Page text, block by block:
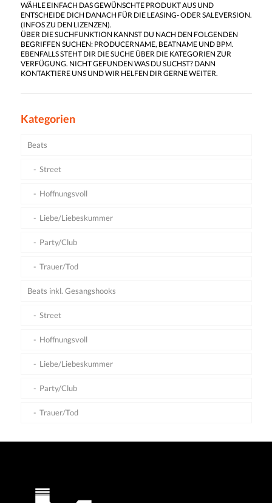
WÄHLE EINFACH DAS GEWÜNSCHTE PRODUKT AUS UND
ENTSCHEIDE DICH DANACH FÜR DIE LEASING- ODER SALEVERSION.
(INFOS ZU DEN LIZENZEN).
ÜBER DIE SUCHFUNKTION KANNST DU NACH DEN FOLGENDEN
BEGRIFFEN SUCHEN: PRODUCERNAME, BEATNAME UND BPM.
EBENFALLS STEHT DIR DIE SUCHE ÜBER DIE KATEGORIEN ZUR
VERFÜGUNG. NICHT GEFUNDEN WAS DU SUCHST? DANN
KONTAKTIERE UNS UND WIR HELFEN DIR GERNE WEITER.
Kategorien
Beats
Street
Hoffnungsvoll
Liebe/Liebeskummer
Party/Club
Trauer/Tod
Beats inkl. Gesangshooks
Street
Hoffnungsvoll
Liebe/Liebeskummer
Party/Club
Trauer/Tod